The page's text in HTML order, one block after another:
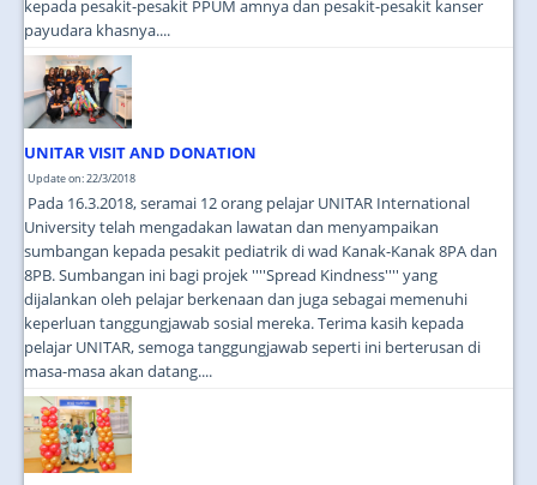
kepada pesakit-pesakit PPUM amnya dan pesakit-pesakit kanser
payudara khasnya....
UNITAR VISIT AND DONATION
Update on: 22/3/2018
Pada 16.3.2018, seramai 12 orang pelajar UNITAR International
University telah mengadakan lawatan dan menyampaikan
sumbangan kepada pesakit pediatrik di wad Kanak-Kanak 8PA dan
8PB. Sumbangan ini bagi projek ''''Spread Kindness'''' yang
dijalankan oleh pelajar berkenaan dan juga sebagai memenuhi
keperluan tanggungjawab sosial mereka. Terima kasih kepada
pelajar UNITAR, semoga tanggungjawab seperti ini berterusan di
masa-masa akan datang....